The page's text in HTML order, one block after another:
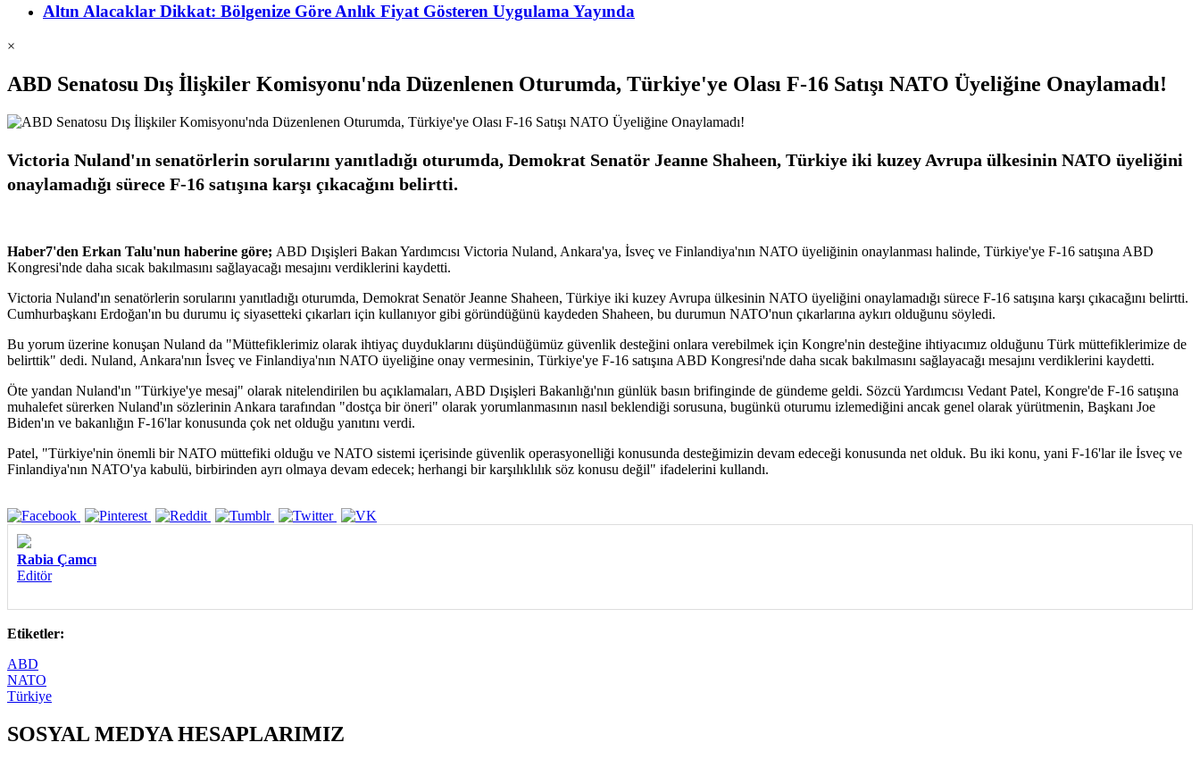
Altın Alacaklar Dikkat: Bölgenize Göre Anlık Fiyat Gösteren Uygulama Yayında
×
ABD Senatosu Dış İlişkiler Komisyonu'nda Düzenlenen Oturumda, Türkiye'ye Olası F-16 Satışı NATO Üyeliğine Onaylamadı!
Victoria Nuland'ın senatörlerin sorularını yanıtladığı oturumda, Demokrat Senatör Jeanne Shaheen, Türkiye iki kuzey Avrupa ülkesinin NATO üyeliğini
onaylamadığı sürece F-16 satışına karşı çıkacağını belirtti.
Haber7'den Erkan Talu'nun haberine göre; ABD Dışişleri Bakan Yardımcısı Victoria Nuland, Ankara'ya, İsveç ve Finlandiya'nın NATO üyeliğinin onaylanması halinde, Türkiye'ye F-16 satışına ABD
Kongresi'nde daha sıcak bakılmasını sağlayacağı mesajını verdiklerini kaydetti.
Victoria Nuland'ın senatörlerin sorularını yanıtladığı oturumda, Demokrat Senatör Jeanne Shaheen, Türkiye iki kuzey Avrupa ülkesinin NATO üyeliğini onaylamadığı sürece F-16 satışına karşı çıkacağını belirtti.
Cumhurbaşkanı Erdoğan'ın bu durumu iç siyasetteki çıkarları için kullanıyor gibi göründüğünü kaydeden Shaheen, bu durumun NATO'nun çıkarlarına aykırı olduğunu söyledi.
Bu yorum üzerine konuşan Nuland da "Müttefiklerimiz olarak ihtiyaç duyduklarını düşündüğümüz güvenlik desteğini onlara verebilmek için Kongre'nin desteğine ihtiyacımız olduğunu Türk müttefiklerimize de
belirttik" dedi. Nuland, Ankara'nın İsveç ve Finlandiya'nın NATO üyeliğine onay vermesinin, Türkiye'ye F-16 satışına ABD Kongresi'nde daha sıcak bakılmasını sağlayacağı mesajını verdiklerini kaydetti.
Öte yandan Nuland'ın "Türkiye'ye mesaj" olarak nitelendirilen bu açıklamaları, ABD Dışişleri Bakanlığı'nın günlük basın brifinginde de gündeme geldi. Sözcü Yardımcısı Vedant Patel, Kongre'de F-16 satışına
muhalefet sürerken Nuland'ın sözlerinin Ankara tarafından "dostça bir öneri" olarak yorumlanmasının nasıl beklendiği sorusuna, bugünkü oturumu izlemediğini ancak genel olarak yürütmenin, Başkanı Joe
Biden'ın ve bakanlığın F-16'lar konusunda çok net olduğu yanıtını verdi.
Patel, "Türkiye'nin önemli bir NATO müttefiki olduğu ve NATO sistemi içerisinde güvenlik operasyonelliği konusunda desteğimizin devam edeceği konusunda net olduk. Bu iki konu, yani F-16'lar ile İsveç ve
Finlandiya'nın NATO'ya kabulü, birbirinden ayrı olmaya devam edecek; herhangi bir karşılıklılık söz konusu değil" ifadelerini kullandı.
Rabia Çamcı
Editör
Etiketler:
ABD
NATO
Türkiye
SOSYAL MEDYA HESAPLARIMIZ